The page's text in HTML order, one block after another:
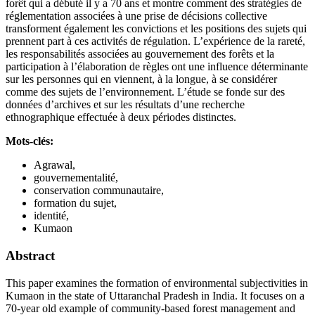
forêt qui a débuté il y a 70 ans et montre comment des stratégies de
réglementation associées à une prise de décisions collective
transforment également les convictions et les positions des sujets qui
prennent part à ces activités de régulation. L’expérience de la rareté,
les responsabilités associées au gouvernement des forêts et la
participation à l’élaboration de règles ont une influence déterminante
sur les personnes qui en viennent, à la longue, à se considérer
comme des sujets de l’environnement. L’étude se fonde sur des
données d’archives et sur les résultats d’une recherche
ethnographique effectuée à deux périodes distinctes.
Mots-clés:
Agrawal,
gouvernementalité,
conservation communautaire,
formation du sujet,
identité,
Kumaon
Abstract
This paper examines the formation of environmental subjectivities in
Kumaon in the state of Uttaranchal Pradesh in India. It focuses on a
70-year old example of community-based forest management and